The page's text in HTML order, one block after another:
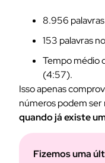
8.956
153 palavras
Tempo médio
(4:57).
Isso apenas
números podem
quando já existe
Fizemos uma